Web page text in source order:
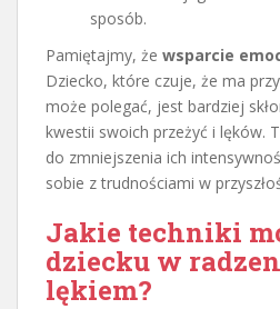
sposób.
Pamiętajmy, że wsparcie
Dziecko, które czuje, że ma
może polegać, jest bardziej
kwestii swoich przeżyć i lęków.
do zmniejszenia ich
sobie z trudnościami w
Jakie techniki
dziecku w
lękiem?